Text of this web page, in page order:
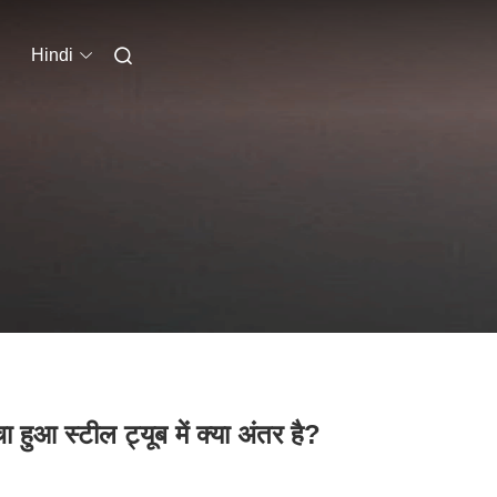
Hindi
हुआ स्टील ट्यूब में क्या अंतर है?